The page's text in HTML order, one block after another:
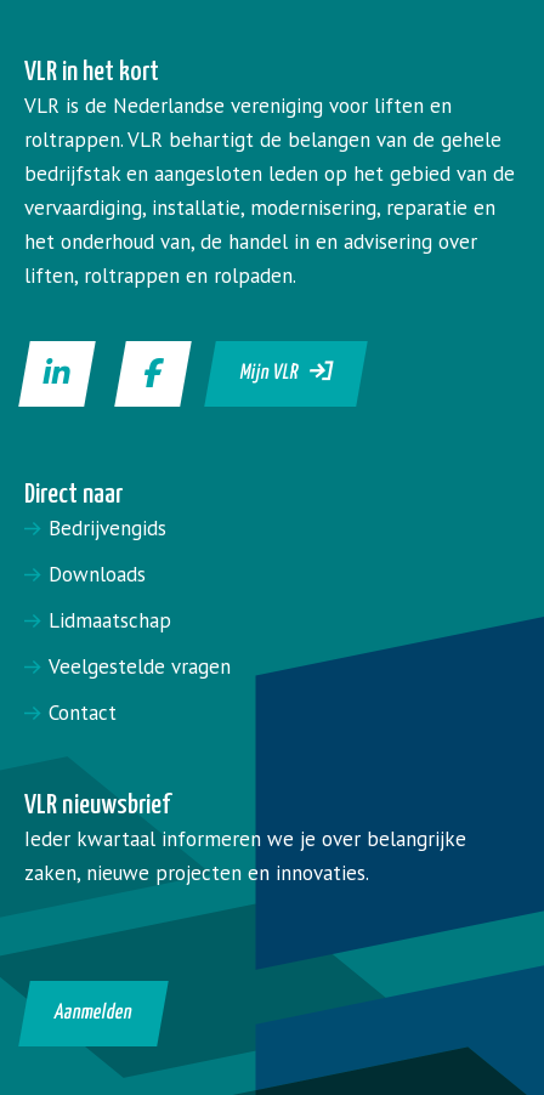
VLR in het kort
VLR is de Nederlandse vereniging voor liften en
roltrappen. VLR behartigt de belangen van de gehele
bedrijfstak en aangesloten leden op het gebied van de
vervaardiging, installatie, modernisering, reparatie en
het onderhoud van, de handel in en advisering over
liften, roltrappen en rolpaden.
Mijn VLR
Direct naar
Bedrijvengids
Downloads
Lidmaatschap
Veelgestelde vragen
Contact
VLR nieuwsbrief
Ieder kwartaal informeren we je over belangrijke
zaken, nieuwe projecten en innovaties.
Aanmelden